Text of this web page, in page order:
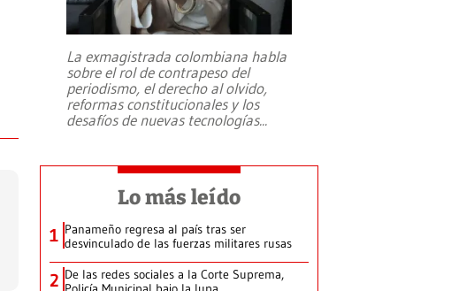
La exmagistrada colombiana habla
sobre el rol de contrapeso del
periodismo, el derecho al olvido,
reformas constitucionales y los
desafíos de nuevas tecnologías...
Lo más leído
1 Panameño regresa al país tras ser
desvinculado de las fuerzas militares rusas
2 De las redes sociales a la Corte Suprema,